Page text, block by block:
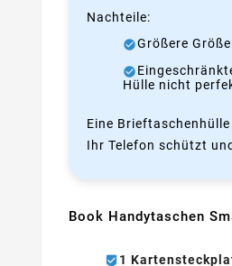
Nachteile:
Größere
Hülle nicht
Eine
Ihr Telefon schützt
Book Handytaschen
1